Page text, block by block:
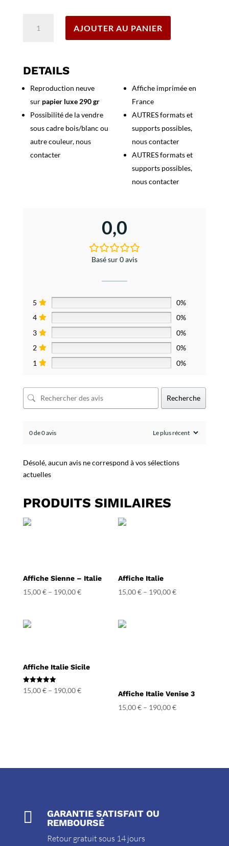
Venice
Express
AJOUTER AU PANIER
DETAILS
Reproduction neuve
sur papier luxe 290 gr
Possibilité de la vendre
sous cadre bois/blanc ou
autre couleur, nous
contacter
Affiche imprimée en
France
AUTRES formats et
supports possibles,
nous contacter
AUTRES formats et
supports possibles,
nous contacter
0,0
Basé sur 0 avis
5
0%
4
0%
3
0%
2
0%
1
0%
Recherche
0 de 0 avis
Désolé, aucun avis ne correspond à vos sélections
actuelles
PRODUITS SIMILAIRES
Affiche Sienne – Italie
15,00€– 190,00€
Affiche Italie
15,00€ – 190,00€
Affiche Italie Sicile
Note
5.00
15,00€– 190,00€ Affiche Italie Venise 3
15,00€ – 190,00€

GARANTIE SATISFAIT OU
REMBOURSÉ
Retour gratuit sous 14 jours